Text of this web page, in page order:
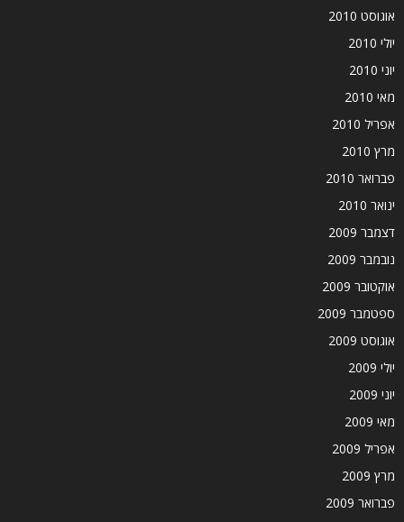
אוגוסט 2010
יולי 2010
יוני 2010
מאי 2010
אפריל 2010
מרץ 2010
פברואר 2010
ינואר 2010
דצמבר 2009
נובמבר 2009
אוקטובר 2009
ספטמבר 2009
אוגוסט 2009
יולי 2009
יוני 2009
מאי 2009
אפריל 2009
מרץ 2009
פברואר 2009